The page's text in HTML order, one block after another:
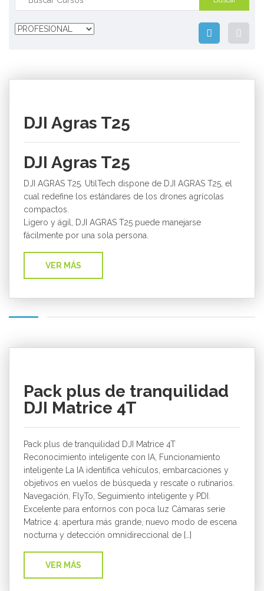
DJI Agras T25
DJI Agras T25
DJI AGRAS T25. UtilTech dispone de DJI AGRAS T25, el
cual redefine los estándares de los drones agrícolas
compactos.
Ligero y ágil, DJI AGRAS T25 puede manejarse
fácilmente por una sola persona.
VER MÁS
Pack plus de tranquilidad
DJI Matrice 4T
Pack plus de tranquilidad DJI Matrice 4T
Reconocimiento inteligente con IA, Funcionamiento
inteligente La IA identifica vehículos, embarcaciones y
objetivos en vuelos de búsqueda y rescate o rutinarios.
Navegación, FlyTo, Seguimiento inteligente y PDI.
Excelente para entornos con poca luz Cámaras serie
Matrice 4: apertura más grande, nuevo modo de escena
nocturna y detección omnidireccional de […]
VER MÁS